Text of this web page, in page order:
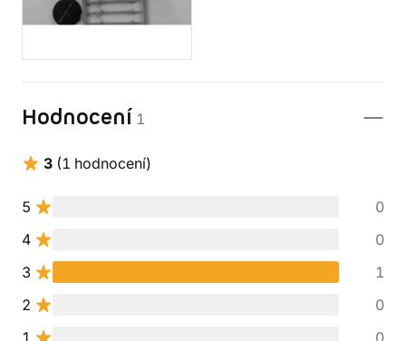
Hodnocení 1
3 (1 hodnocení)
5
0
4
0
3
1
2
0
1
0